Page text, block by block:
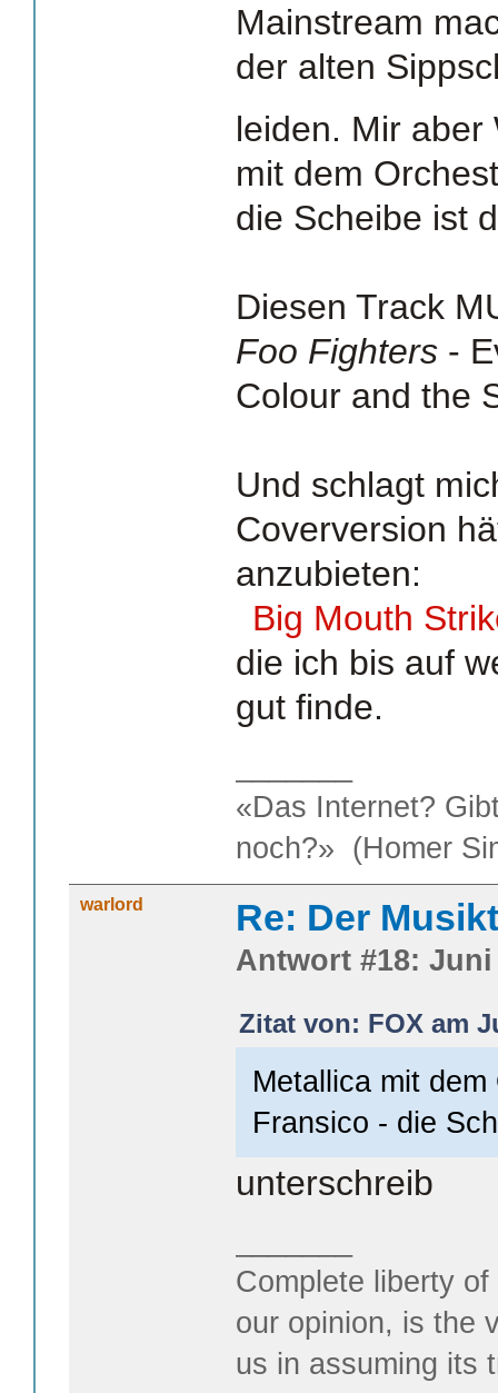
Mainstream
der alten
leiden. Mir
mit dem
die Scheibe ist
Diesen Track
Foo Fighters -
Colour and the
Und schlagt
Coverversion
anzubieten:
Big Mouth
die ich bis auf
gut finde.
«Das Internet?
noch?» (Homer
warlord Re: Der
Antwort #18: Juni
Zitat von: FOX am
Metallica mit
Fransico - die
unterschreib
Complete liberty
our opinion, is the
us in assuming its